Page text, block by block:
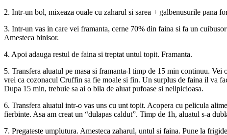
2. Intr-un bol, mixeaza ouale cu zaharul si sarea + galbenusurile pana
3. Intr-un vas in care vei framanta, cerne 70% din faina si fa un
Amesteca binisor.
4. Apoi adauga restul de faina si treptat untul topit. Framanta.
5. Transfera aluatul pe masa si framanta-l timp de 15 min continuu. Vei
vrei ca cozonacul Cruffin sa fie moale si fin. Un surplus de faina il va
Dupa 15 min, trebuie sa ai o bila de aluat pufoase si nelipicioasa.
6. Transfera aluatul intr-o vas uns cu unt topit. Acopera cu pelicula
fierbinte. Asa am creat un “dulapas caldut”. Timp de 1h, aluatul s-a
7. Pregateste umplutura. Amesteca zaharul, untul si faina. Pune la